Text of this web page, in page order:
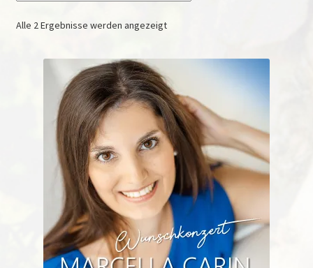
Alle 2 Ergebnisse werden angezeigtNach